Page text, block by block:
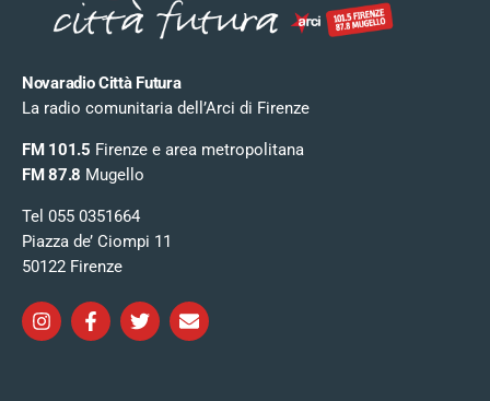
Novaradio Città Futura
La radio comunitaria dell’Arci di Firenze
FM 101.5 Firenze e area metropolitana
FM 87.8 Mugello
Tel 055 0351664
Piazza de’ Ciompi 11
50122 Firenze